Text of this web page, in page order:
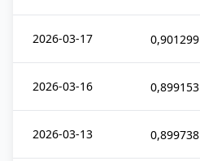
2026-03-17 0,901299
2026-03-16 0,899153
2026-03-13 0,899738